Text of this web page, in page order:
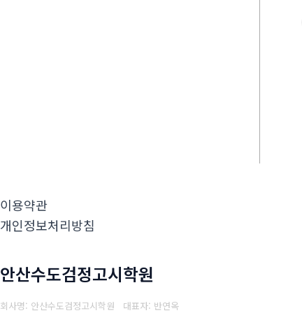
이용약관
개인정보처리방침
안산수도검정고시학원
회사명: 안산수도검정고시학원 대표자: 반연옥